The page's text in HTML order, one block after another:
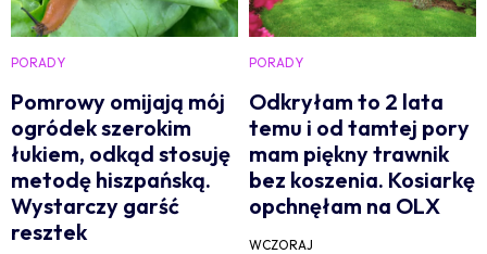
PORADY
Pomrowy omijają mój
ogródek szerokim
łukiem, odkąd stosuję
metodę hiszpańską.
Wystarczy garść
resztek
PORADY
Odkryłam to 2 lata
temu i od tamtej pory
mam piękny trawnik
bez koszenia. Kosiarkę
opchnęłam na OLX
WCZORAJ